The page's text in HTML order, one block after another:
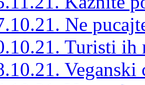
Ne
Turisti ih
Veganski